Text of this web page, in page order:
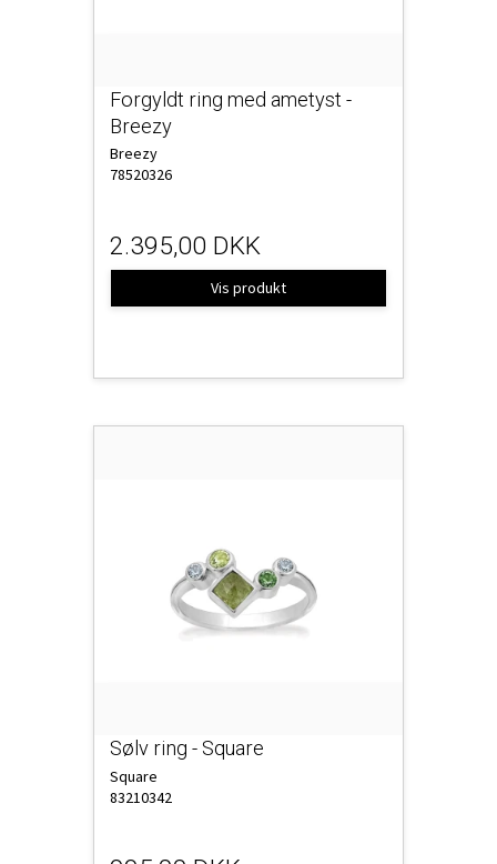
Forgyldt ring med ametyst -
Breezy
Breezy
78520326
2.395,00 DKK
Vis produkt
Sølv ring - Square
Square
83210342